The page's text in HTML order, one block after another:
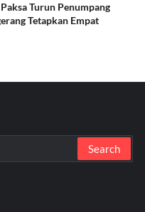
Turun Penumpang
Tetapkan Empat